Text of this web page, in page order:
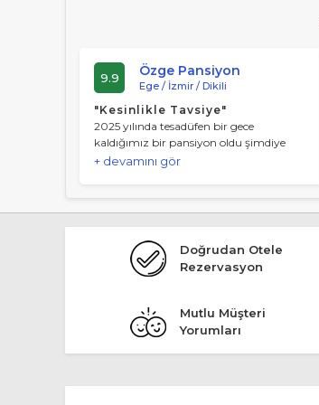
9.9 Özge Pansiyon
Ege / İzmir / Dikili
"Kesinlikle Tavsiye"
2025 yılında tesadüfen bir gece
kaldığımız bir pansiyon oldu şimdiye
kadar hiçbiryerde görmediğim bir
2026 yazı için ise yine özge pansiyona
gitmek için ilk fırsatı bekliyoruz
+ devamını gör
Doğrudan Otele
Rezervasyon
Mutlu Müşteri
Yorumları